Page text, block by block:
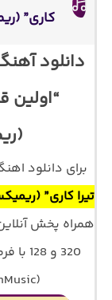
کاری”
“اولین
برای دانلود
تیرا کاری”
همراه پخش
320 و 128 با فرمت MP3 با جهش موزیک ❤️ همراه باشید